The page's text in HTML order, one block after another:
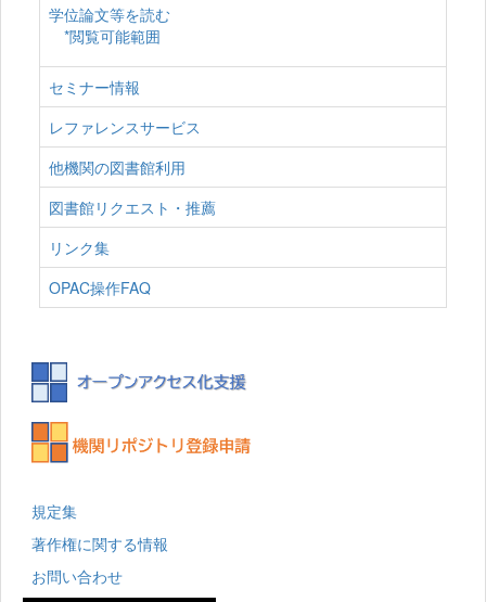
学位論文等を読む
*閲覧可能範囲
セミナー情報
レファレンスサービス
他機関の図書館利用
図書館リクエスト・推薦
リンク集
OPAC操作FAQ
規定集
著作権に関する情報
お問い合わせ